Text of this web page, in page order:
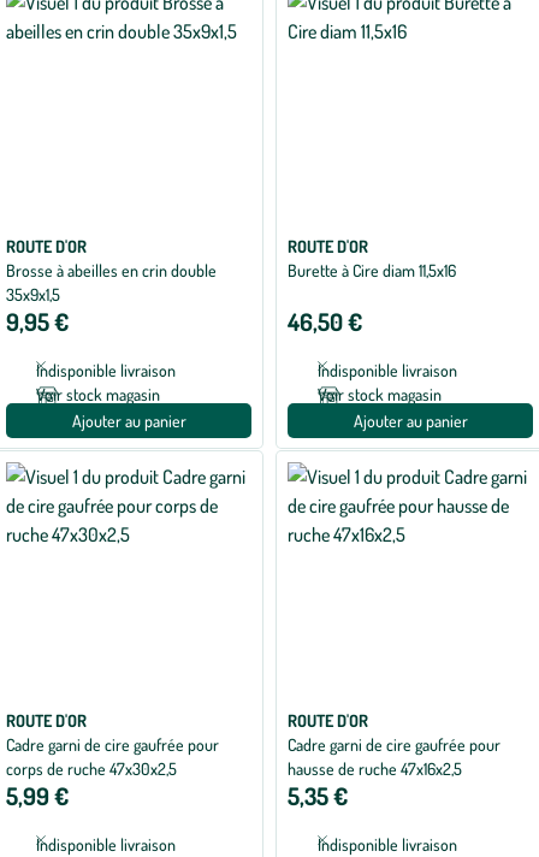
ROUTE D'OR
Brosse à abeilles en crin double
35x9x1,5
9,95 €
Indisponible livraison
Voir stock magasin
Ajouter au panier
ROUTE D'OR
Burette à Cire diam 11,5x16
46,50 €
Indisponible livraison
Voir stock magasin
Ajouter au panier
ROUTE D'OR
Cadre garni de cire gaufrée pour
corps de ruche 47x30x2,5
5,99 €
Indisponible livraison
ROUTE D'OR
Cadre garni de cire gaufrée pour
hausse de ruche 47x16x2,5
5,35 €
Indisponible livraison